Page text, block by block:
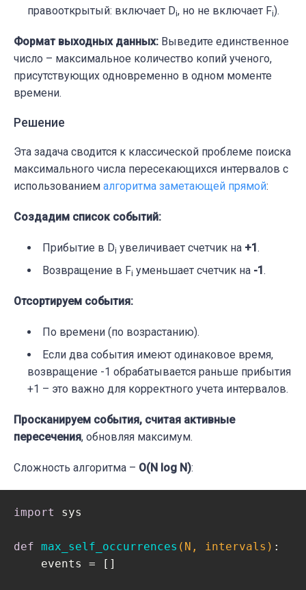
правооткрытый: включает Di, но не включает Fi​).
Формат выходных данных: Выведите единственное
число – максимальное количество копий ученого,
присутствующих одновременно в одном моменте
времени.
Решение
Эта задача сводится к классической проблеме поиска
максимального числа пересекающихся интервалов с
использованием алгоритма заметающей прямой:
Создадим список событий:
Прибытие в Di увеличивает счетчик на +1.
Возвращение в Fi уменьшает счетчик на -1.
Отсортируем события:
По времени (по возрастанию).
Если два события имеют одинаковое время,
возвращение -1 обрабатывается раньше прибытия
+1 – это важно для корректного учета интервалов.
Просканируем события, считая активные
пересечения, обновляя максимум.
Сложность алгоритма – O(N log N):
import sys
def max_self_occurrences (N, intervals) :
    events = []